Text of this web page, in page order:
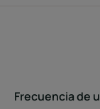
biodegradable
Frecuencia de